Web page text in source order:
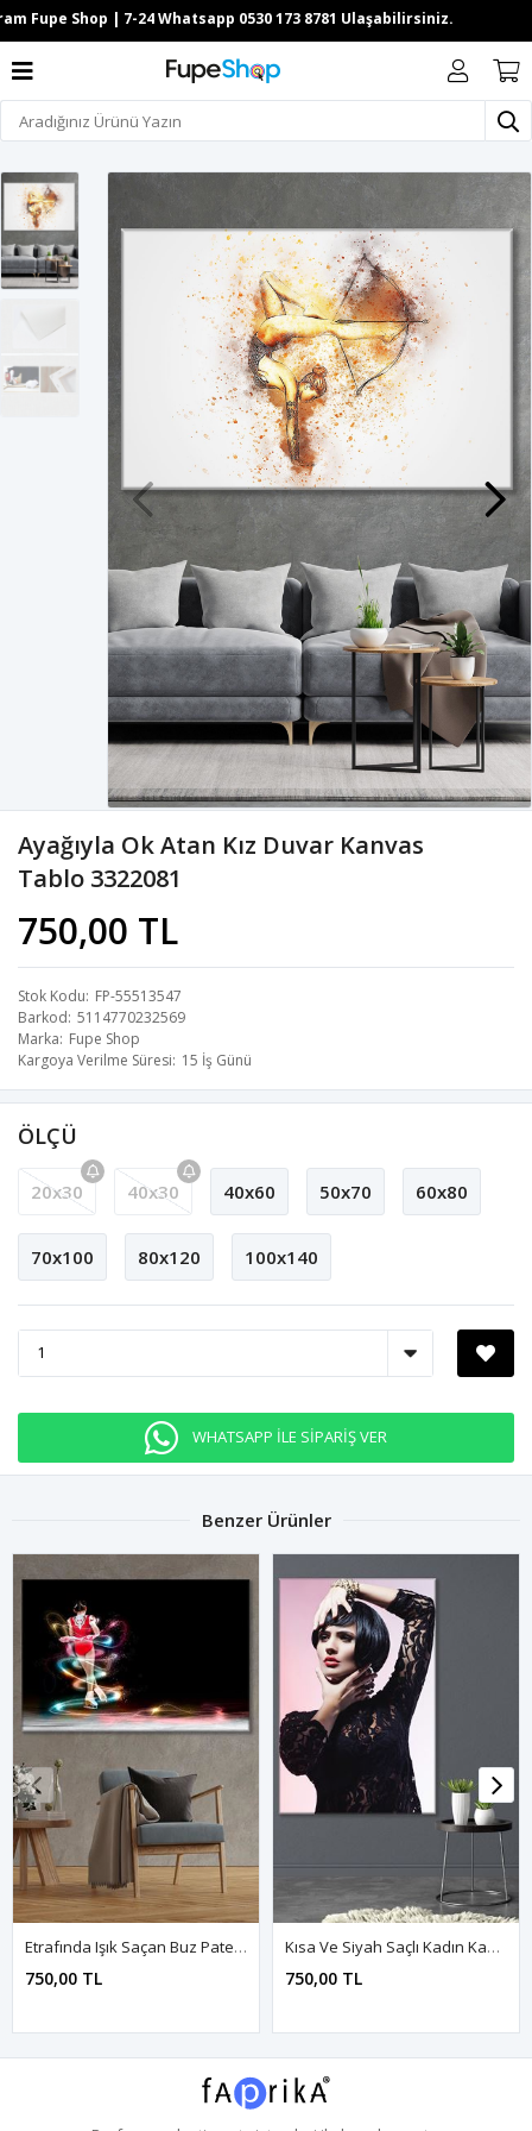
Ayağıyla Ok Atan Kız Duvar Kanvas
Tablo 3322081
750,00 TL
Stok Kodu FP-55513547
Barkod 5114770232569
Marka Fupe Shop
Kargoya Verilme Süresi 15 İş Günü
ÖLÇÜ
20x30 40x30 40x60 50x70 60x80
70x100 80x120 100x140
WHATSAPP İLE SİPARİŞ VER
Benzer Ürünler
Etrafında Işık Saçan Buz Pateni Yapan Kız Kanvas Duvar Tablo 3322205
750,00 TL
Kısa Ve Siyah Saçlı Kadın Kanvas Duvar Tablo 3322493
750,00 TL